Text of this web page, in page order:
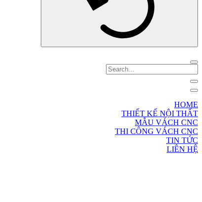
HOME
THIẾT KẾ NỘI THẤT
MẪU VÁCH CNC
THI CÔNG VÁCH CNC
TIN TỨC
LIÊN HỆ